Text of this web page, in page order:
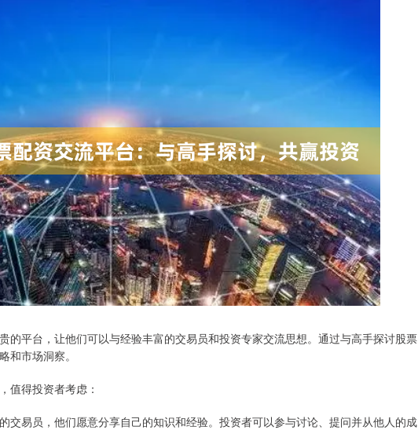
的平台，让他们可以与经验丰富的交易员和投资专家交流思想。通过与高手探讨股票
和市场洞察。
值得投资者考虑：
交易员，他们愿意分享自己的知识和经验。投资者可以参与讨论、提问并从他人的成